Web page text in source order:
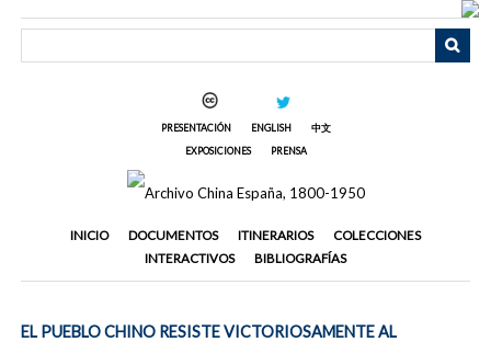
PRESENTACIÓN ENGLISH
中文
EXPOSICIONES
PRENSA
INICIO DOCUMENTOS ITINERARIOS
COLECCIONES
INTERACTIVOS
BIBLIOGRAFÍAS
EL PUEBLO CHINO RESISTE VICTORIOSAMENTE AL